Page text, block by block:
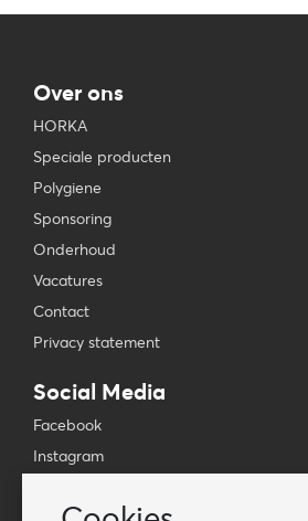
Over ons
HORKA
Speciale producten
Polygiene
Sponsoring
Onderhoud
Vacatures
Contact
Privacy statement
Social Media
Facebook
Instagram